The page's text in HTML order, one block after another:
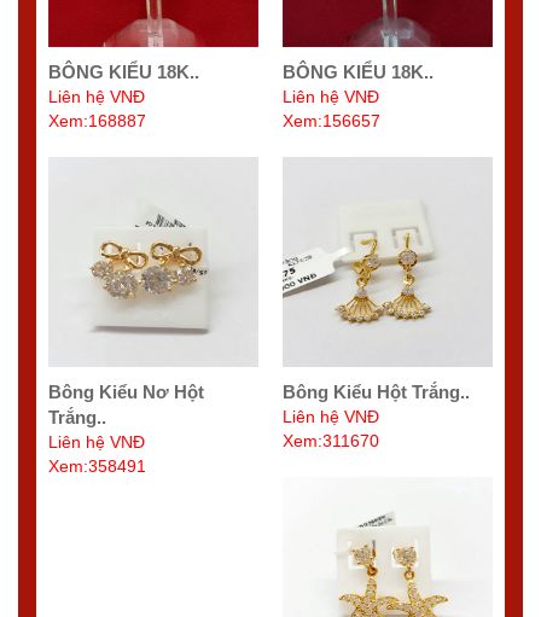
BÔNG KIỂU 18K..
Liên hệ VNĐ
Xem:168887
BÔNG KIỂU 18K..
Liên hệ VNĐ
Xem:156657
Bông Kiểu Nơ Hột
Trắng..
Liên hệ VNĐ
Xem:358491
Bông Kiểu Hột Trắng..
Liên hệ VNĐ
Xem:311670